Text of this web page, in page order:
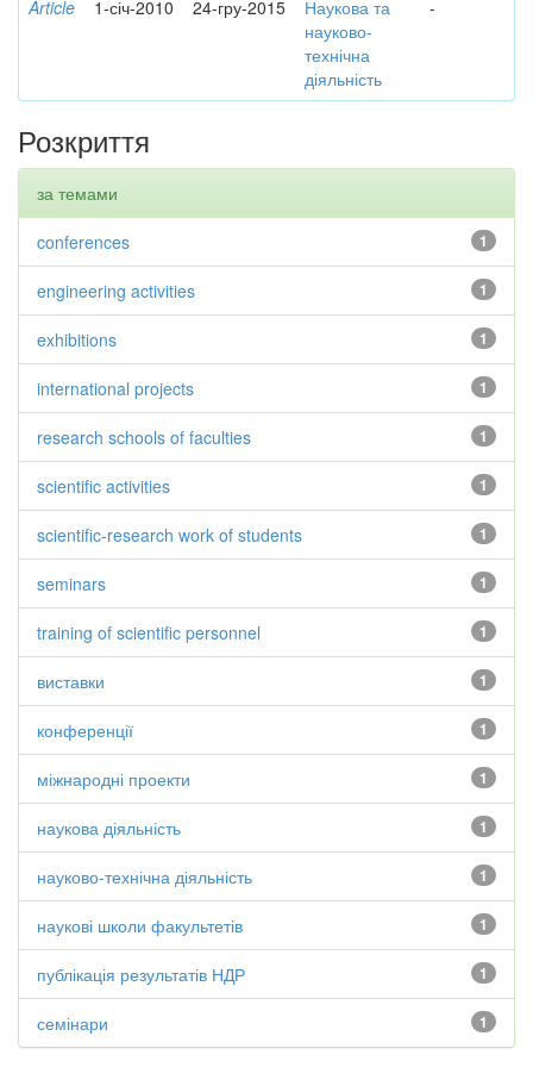
Article 1-січ-2010 24-гру-2015
Наукова та
науково-
технічна
діяльність
-
Розкриття
за темами
1
conferences
1
engineering activities
1
exhibitions
1
international projects
1
research schools of faculties
1
scientific activities
1
scientific-research work of students
1
seminars
1
training of scientific personnel
1
виставки
1
конференції
1
міжнародні проекти
1
наукова діяльність
1
науково-технічна діяльність
1
наукові школи факультетів
1
публікація результатів НДР
1
семінари